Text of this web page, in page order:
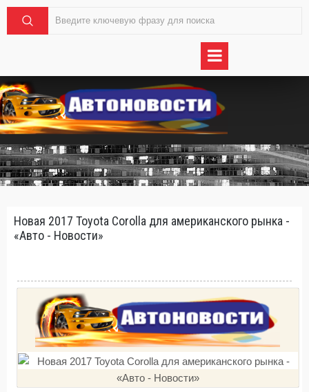
Новая 2017 Toyota Corolla для американского рынка -
«Авто - Новости»